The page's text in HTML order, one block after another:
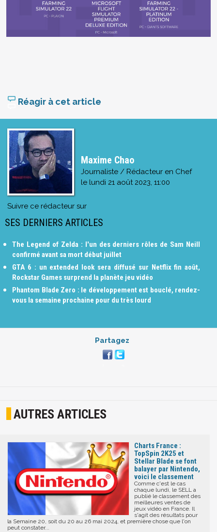
Réagir à cet article
Maxime Chao
Journaliste / Rédacteur en Chef
le lundi 21 août 2023, 11:00
Suivre ce rédacteur sur
SES DERNIERS ARTICLES
The Legend of Zelda : l'un des derniers rôles de Sam Neill
confirmé avant sa mort début juillet
GTA 6 : un extended look sera diffusé sur Netflix fin août,
Rockstar Games surprend la planète jeu vidéo
Phantom Blade Zero : le développement est bouclé, rendez-
vous la semaine prochaine pour du très lourd
Partagez
AUTRES ARTICLES
Charts France :
TopSpin 2K25 et
Stellar Blade se font
balayer par Nintendo,
voici le classement
Comme c'est le cas
chaque lundi, le SELL a
publié le classement des
meilleures ventes de
jeux vidéo en France. Il
s'agit des résultats pour
la Semaine 20, soit du 20 au 26 mai 2024, et première chose que l'on
peut constater...